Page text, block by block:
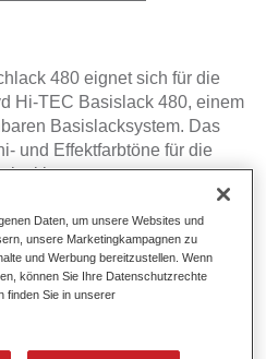
480 eignet sich für die
Hi-TEC Basislack 480, einem
Basislacksystem. Das
und Effektfarbtöne für die
und gleichmäßige
sicheres Einlackieren.
Daten, um unsere Websites und
unsere Marketingkampagnen zu
und Werbung bereitzustellen. Wenn
können Sie Ihre Datenschutzrechte
finden Sie in unserer